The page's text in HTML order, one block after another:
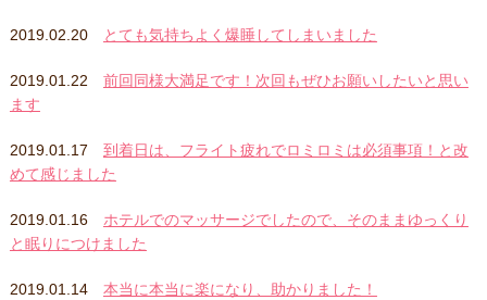
2019.02.20 とても気持ちよく爆睡してしまいました
2019.01.22
前回同様大満足です！次回もぜひお願いしたいと思い
ます
2019.01.17
到着日は、フライト疲れでロミロミは必須事項！と改
めて感じました
2019.01.16
ホテルでのマッサージでしたので、そのままゆっくり
と眠りにつけました
2019.01.14 本当に本当に楽になり、助かりました！